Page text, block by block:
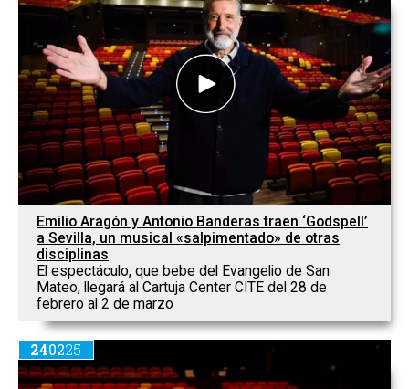
Emilio Aragón y Antonio Banderas traen ‘Godspell’
a Sevilla, un musical «salpimentado» de otras
disciplinas
El espectáculo, que bebe del Evangelio de San
Mateo, llegará al Cartuja Center CITE del 28 de
febrero al 2 de marzo
240225